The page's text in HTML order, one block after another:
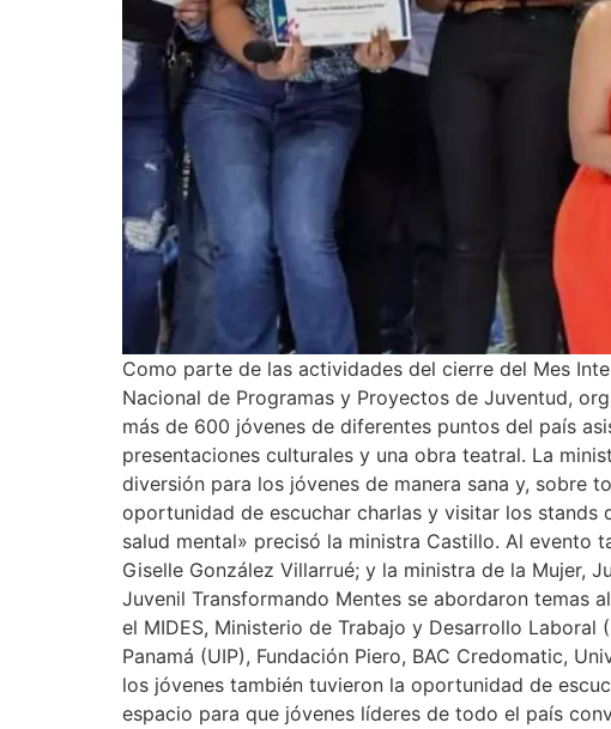
Como parte de las actividades del cierre del Mes
Nacional de Programas y Proyectos de Juventud,
más de 600 jóvenes de diferentes puntos del país
presentaciones culturales y una obra teatral. La
diversión para los jóvenes de manera sana y, sobre
oportunidad de escuchar charlas y visitar los
salud mental» precisó la ministra Castillo. Al evento
Giselle González Villarrué; y la ministra de la Mujer,
Juvenil Transformando Mentes se abordaron temas
el MIDES, Ministerio de Trabajo y Desarrollo Laboral
Panamá (UIP), Fundación Piero, BAC Credomatic,
los jóvenes también tuvieron la oportunidad de
espacio para que jóvenes líderes de todo el país